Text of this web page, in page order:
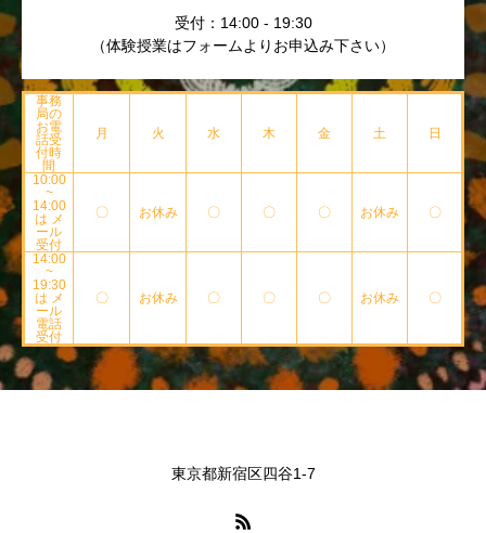
受付：14:00 - 19:30
（体験授業はフォームよりお申込み下さい）
事務
局の
お電
話受
付時
間
月 火 水 木 金 土 日
10:00
~
14:00
は メ
ール
受付
〇 お休み 〇 〇 〇 お休み 〇
14:00
~
19:30
は メ
ール
電話
受付
〇 お休み 〇 〇 〇 お休み 〇
東京都新宿区四谷1-7